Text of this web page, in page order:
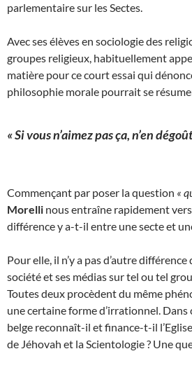
parlementaire sur les Sectes.
Avec ses élèves en sociologie des
groupes religieux, habituellement
matière pour ce court essai qui
philosophie morale pourrait se
« Si vous n’aimez pas ça, n’en
Commençant par poser la question «
Morelli nous entraîne rapidement
différence y a-t-il entre une secte et
Pour elle, il n’y a pas d’autre
société et ses médias sur tel ou tel
Toutes deux procèdent du même
une certaine forme d’irrationnel.
belge reconnaît-il et finance-t-il
de Jéhovah et la Scientologie ? Une